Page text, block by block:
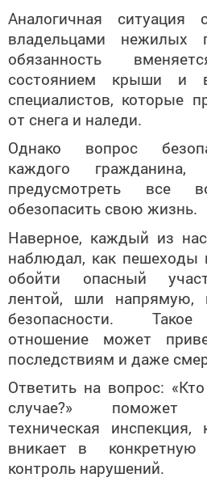
Аналогичная ситуация
владельцами
обязанность
состоянием крыши и
специалистов, которые
от снега и наледи.
Однако вопрос
каждого гражданина,
предусмотреть все
обезопасить свою жизнь.
Наверное, каждый из
наблюдал, как пешеходы
обойти опасный
лентой, шли
безопасности. Такое
отношение может
последствиям и даже
Ответить на вопрос:
случае?» поможет
техническая инспекция,
вникает в конкретную
контроль нарушений.